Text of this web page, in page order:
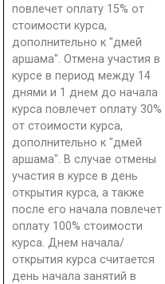
повлечет оплату 15% от
стоимости курса,
дополнительно к "дмей
аршама". Отмена участия в
курсе в период между 14
днями и 1 днем до начала
курса повлечет оплату 30%
от стоимости курса,
дополнительно к "дмей
аршама". В случае отмены
участия в курсе в день
открытия курса, а также
после его начала повлечет
оплату 100% стоимости
курса. Днем начала/
открытия курса считается
день начала занятий в